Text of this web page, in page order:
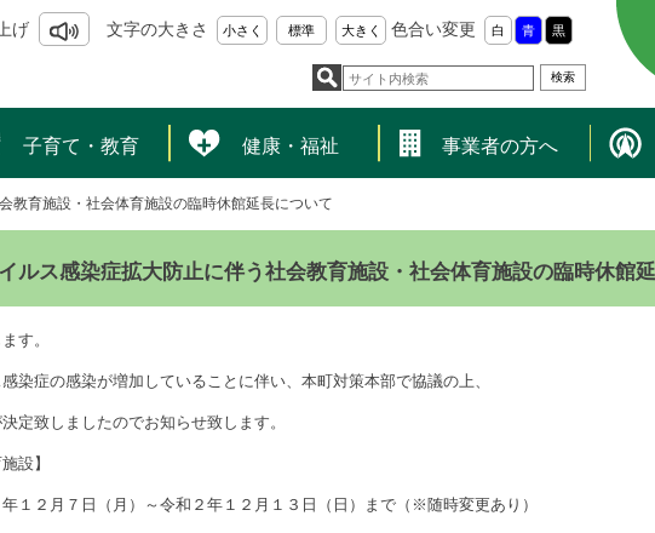
げ 文字の大きさ 小さく 標準 大きく 色合い変更 白 青 黒
子育て・教育 健康・福祉 事業者の方へ
教育施設・社会体育施設の臨時休館延長について
ルス感染症拡大防止に伴う社会教育施設・社会体育施設の臨時休館
す。
染症の感染が増加していることに伴い、本町対策本部で協議の上、
定致しましたのでお知らせ致します。
設】
１２月７日（月）～令和２年１２月１３日（日）まで（※随時変更あり）